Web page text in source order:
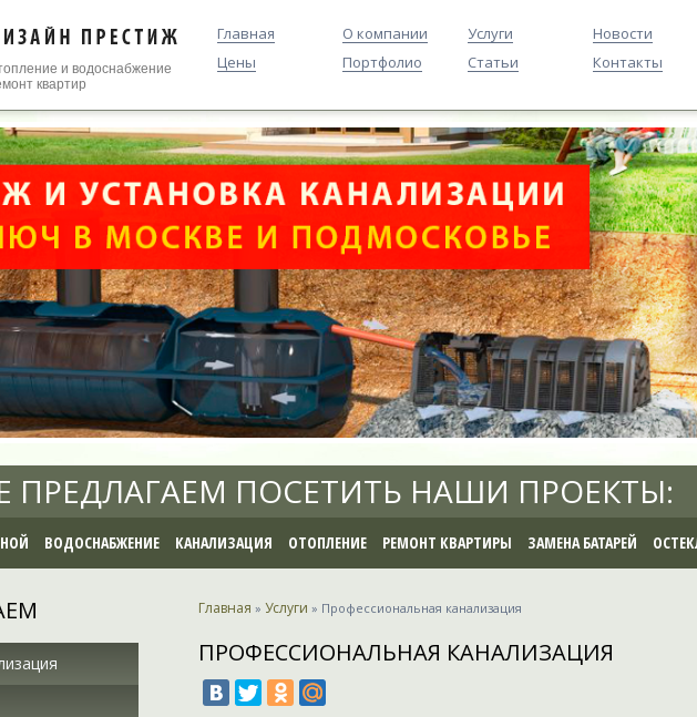
и водоснабжение
квартир
Главная О компании Услуги
Новости
Цены
Портфолио Статьи Контакты
ПРЕДЛАГАЕМ ПОСЕТИТЬ НАШИ ПРОЕКТЫ:
ВОДОСНАБЖЕНИЕ КАНАЛИЗАЦИЯ ОТОПЛЕНИЕ РЕМОНТ КВАРТИРЫ ЗАМЕНА БАТАРЕЙ
Главная » Услуги » Профессиональная канализация
ПРОФЕССИОНАЛЬНАЯ КАНАЛИЗАЦИЯ